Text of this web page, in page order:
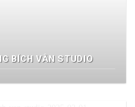
BÍCH VÂN STUDIO